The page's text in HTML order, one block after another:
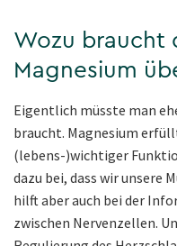
Wozu braucht
Magnesium
Eigentlich müsste man
braucht. Magnesium
(lebens-)wichtiger
dazu bei, dass wir unsere
hilft aber auch bei der
zwischen Nervenzellen.